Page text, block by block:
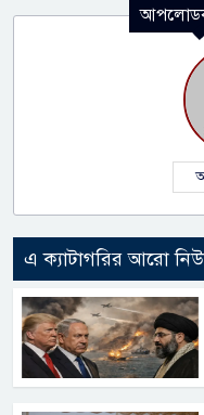
এ ক্যাটাগরির আরো